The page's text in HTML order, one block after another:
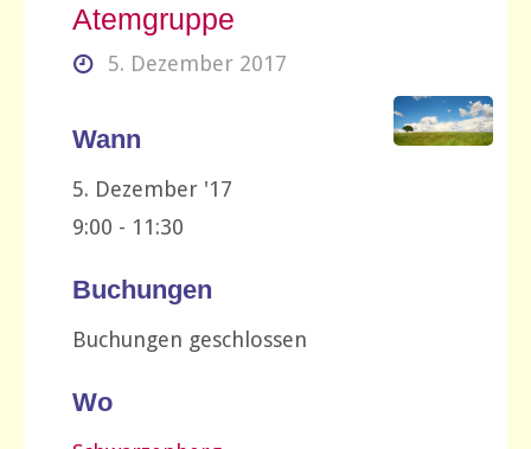
Atemgruppe
5. Dezember 2017
Wann
5. Dezember '17
9:00 - 11:30
Buchungen
Buchungen geschlossen
Wo